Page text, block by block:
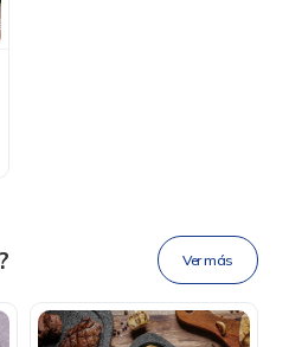
benefits
en una
app.
Ver más